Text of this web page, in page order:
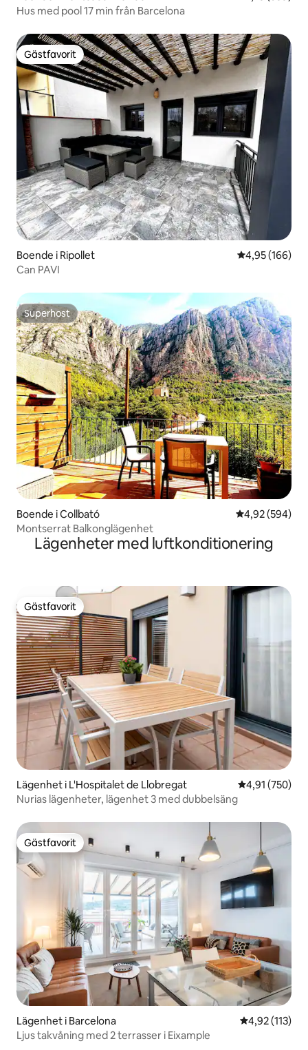
Hus med pool 17 min från Barcelona
Gästfavorit
Gästfavorit
Boende i Ripollet 4,95 av 5 i
4,95 (166)
Can PAVI
Superhost
Superhost
Boende i Collbató 4,92 av 5 i
4,92 (594)
Montserrat Balkonglägenhet
Lägenheter med luftkonditionering
Gästfavorit
Gästfavorit
Lägenhet i L'Hospitalet de Llobregat 4,91 av 5 i
4,91 (750)
Nurias lägenheter, lägenhet 3 med dubbelsäng
Gästfavorit
Gästfavorit
Lägenhet i Barcelona 4,92 av 5 i
4,92 (113)
Ljus takvåning med 2 terrasser i Eixample